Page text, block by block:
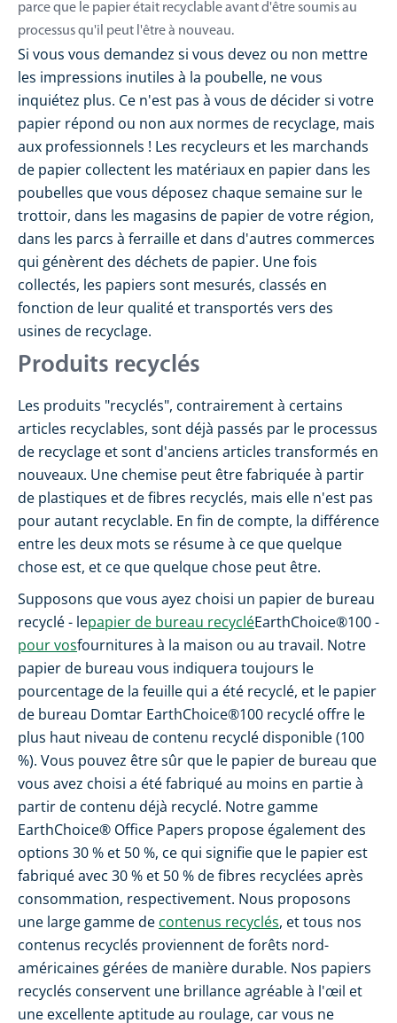
parce que le papier était recyclable avant d'être soumis au
processus qu'il peut l'être à nouveau.
Si vous vous demandez si vous devez ou non mettre
les impressions inutiles à la poubelle, ne vous
inquiétez plus. Ce n'est pas à vous de décider si votre
papier répond ou non aux normes de recyclage, mais
aux professionnels ! Les recycleurs et les marchands
de papier collectent les matériaux en papier dans les
poubelles que vous déposez chaque semaine sur le
trottoir, dans les magasins de papier de votre région,
dans les parcs à ferraille et dans d'autres commerces
qui génèrent des déchets de papier. Une fois
collectés, les papiers sont mesurés, classés en
fonction de leur qualité et transportés vers des
usines de recyclage.
Produits recyclés
Les produits "recyclés", contrairement à certains
articles recyclables, sont déjà passés par le processus
de recyclage et sont d'anciens articles transformés en
nouveaux. Une chemise peut être fabriquée à partir
de plastiques et de fibres recyclés, mais elle n'est pas
pour autant recyclable. En fin de compte, la différence
entre les deux mots se résume à ce que quelque
chose est, et ce que quelque chose peut être.
Supposons que vous ayez choisi un papier de bureau
recyclé - lepapier de bureau recycléEarthChoice®100 -
pour vosfournitures à la maison ou au travail. Notre
papier de bureau vous indiquera toujours le
pourcentage de la feuille qui a été recyclé, et le papier
de bureau Domtar EarthChoice®100 recyclé offre le
plus haut niveau de contenu recyclé disponible (100
%). Vous pouvez être sûr que le papier de bureau que
vous avez choisi a été fabriqué au moins en partie à
partir de contenu déjà recyclé. Notre gamme
EarthChoice® Office Papers propose également des
options 30 % et 50 %, ce qui signifie que le papier est
fabriqué avec 30 % et 50 % de fibres recyclées après
consommation, respectivement. Nous proposons
une large gamme de contenus recyclés, et tous nos
contenus recyclés proviennent de forêts nord-
américaines gérées de manière durable. Nos papiers
recyclés conservent une brillance agréable à l'œil et
une excellente aptitude au roulage, car vous ne